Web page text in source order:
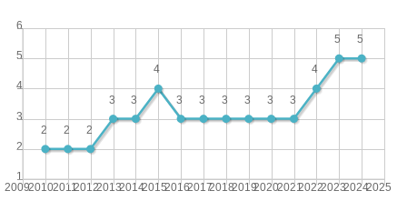
20092010201120122013201420152016201720182019202020212022202320242025
1
2
3
4
5
6
5
5
4
3
3
3
3
3
3
4
3
3
2
2
2